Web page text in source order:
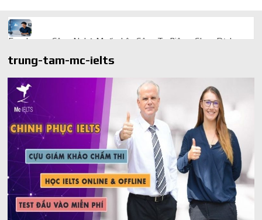
Freelancer Công Nghệ Muốn Lên Công Ty Riêng: Chọn Dịch
Quà cá nhân hóa: vì sao món làm riêng luôn ghi điểm
AI trong doanh nghiệp: Phân biệt RPA, workflow và AI agent
Ứng dụng AI trong doanh nghiệp để cắt giảm chi phí vận hành
Ứng dụng AI cho chăm sóc khách hàng giúp web phản hồi
24/7
AI agent cho doanh nghiệp khác chatbot truyền thống ra sao
trung-tam-mc-ielts